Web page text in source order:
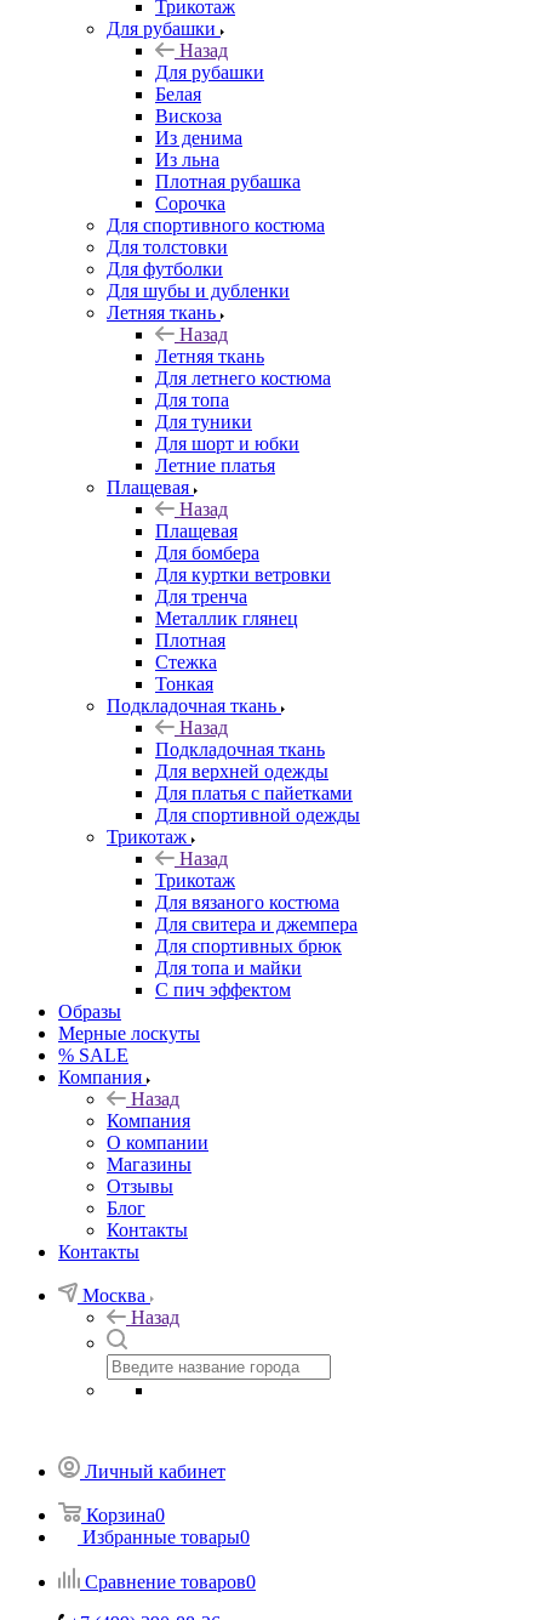
Трикотаж
Для рубашки
Назад
Для рубашки
Белая
Вискоза
Из денима
Из льна
Плотная рубашка
Сорочка
Для спортивного костюма
Для толстовки
Для футболки
Для шубы и дубленки
Летняя ткань
Назад
Летняя ткань
Для летнего костюма
Для топа
Для туники
Для шорт и юбки
Летние платья
Плащевая
Назад
Плащевая
Для бомбера
Для куртки ветровки
Для тренча
Металлик глянец
Плотная
Стежка
Тонкая
Подкладочная ткань
Назад
Подкладочная ткань
Для верхней одежды
Для платья с пайетками
Для спортивной одежды
Трикотаж
Назад
Трикотаж
Для вязаного костюма
Для свитера и джемпера
Для спортивных брюк
Для топа и майки
С пич эффектом
Образы
Мерные лоскуты
% SALE
Компания
Назад
Компания
О компании
Магазины
Отзывы
Блог
Контакты
Контакты
Москва
Назад
Личный кабинет
Корзина0
Избранные товары0
Сравнение товаров0